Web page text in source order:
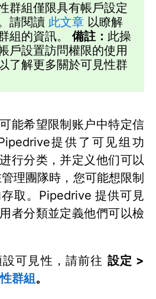
群組僅限具有帳戶設定
請閱讀 此文章 以瞭解
組的資訊。 備註 ： 此操
戶設置訪問權限的使用
了解更多關於可見性群
能希望限制账户中特定信
提供了可见组功
行分类，并定义他们可以
理團隊時，您可能想限制
取。Pipedrive 提供可見
者分類並定義他們可以檢
可見性，請前往 設定 >
群組。